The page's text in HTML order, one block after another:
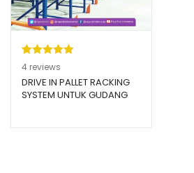
Peringkat
5.00 dari 5
berdasarka
4
4 reviews
DRIVE IN PALLET RACKING
SYSTEM UNTUK GUDANG